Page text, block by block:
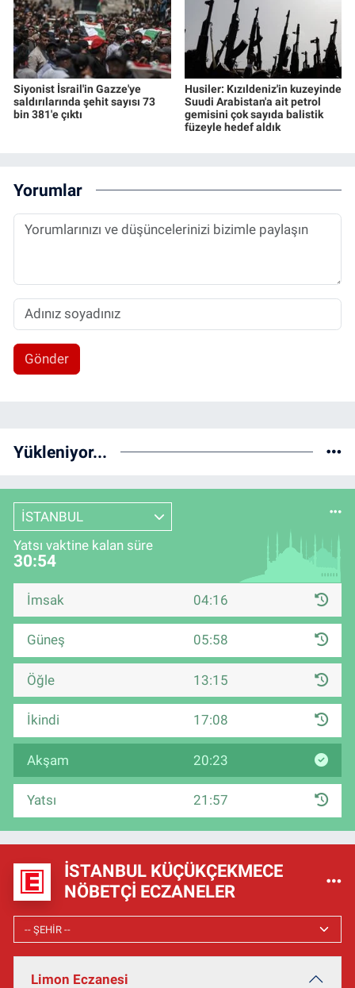
Siyonist İsrail'in Gazze'ye
saldırılarında şehit sayısı 73
bin 381'e çıktı
Husiler: Kızıldeniz'in kuzeyinde
Suudi Arabistan'a ait petrol
gemisini çok sayıda balistik
füzeyle hedef aldık
Yorumlar
Gönder
Yükleniyor...
İSTANBUL
Yatsı vaktine kalan süre
30:53
İmsak 04:16
Güneş 05:58
Öğle 13:15
İkindi 17:08
Akşam 20:23
Yatsı 21:57
İSTANBUL KÜÇÜKÇEKMECE
NÖBETÇI ECZANELER
Limon Eczanesi